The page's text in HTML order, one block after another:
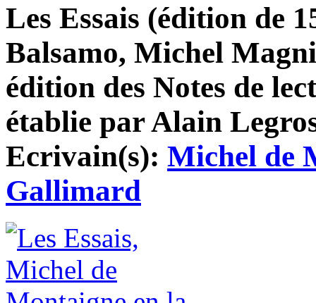
Les Essais (édition de
Balsamo, Michel
édition des Notes de
établie par Alain
Ecrivain(s): Michel de
Gallimard